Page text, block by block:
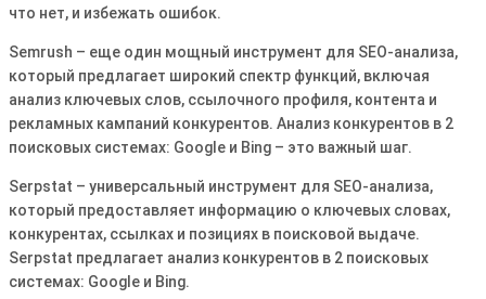
что нет, и избежать ошибок.
Semrush – еще один мощный инструмент для SEO-анализа,
который предлагает широкий спектр функций, включая
анализ ключевых слов, ссылочного профиля, контента и
рекламных кампаний конкурентов. Анализ конкурентов в 2
поисковых системах: Google и Bing – это важный шаг.
Serpstat – универсальный инструмент для SEO-анализа,
который предоставляет информацию о ключевых словах,
конкурентах, ссылках и позициях в поисковой выдаче.
Serpstat предлагает анализ конкурентов в 2 поисковых
системах: Google и Bing.